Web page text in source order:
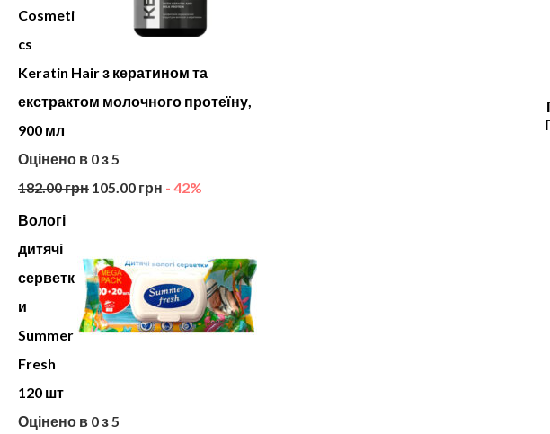
Cosmeti
cs
Keratin Hair з кератином та
екстрактом молочного протеїну,
900 мл
Оцінено в 0з 5
182.00грн 105.00 грн - 42%
Вологі
дитячі
серветк
и
Summer
Fresh
120 шт
Оцінено в 0з 5